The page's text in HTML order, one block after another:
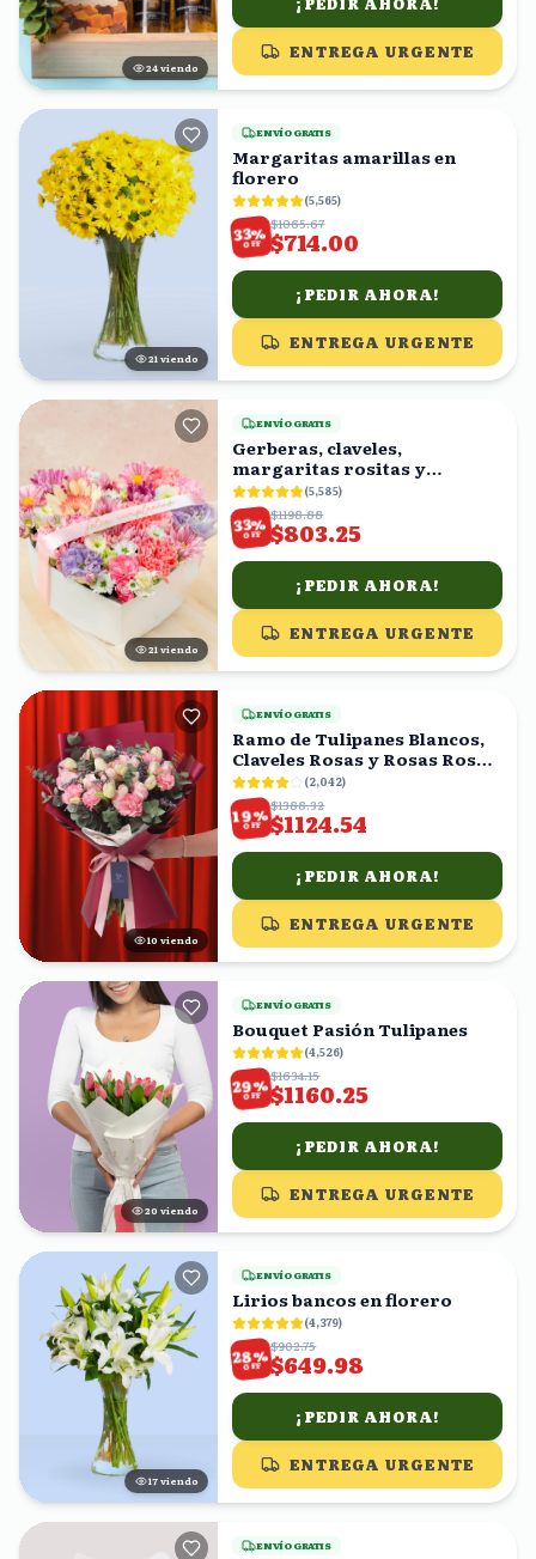
23 viendo
ENTREGA URGENTE
21 viendo
ENVÍO GRATIS
Margaritas amarillas en
florero
(5,565)
33%
OFF
$1065.67
$714.00
¡PEDIR AHORA!
ENTREGA URGENTE
20 viendo
ENVÍO GRATIS
Gerberas, claveles,
margaritas rositas y
margaritas blancas en caja
forma corazón
(5,585)
33%
OFF
$1198.88
$803.25
¡PEDIR AHORA!
ENTREGA URGENTE
11 viendo
ENVÍO GRATIS
Ramo de Tulipanes Blancos,
Claveles Rosas y Rosas Rosas
con Eucalipto
(2,042)
19%
OFF
$1388.32
$1124.54
¡PEDIR AHORA!
ENTREGA URGENTE
21 viendo
ENVÍO GRATIS
Bouquet Pasión Tulipanes
(4,526)
29%
OFF
$1634.15
$1160.25
¡PEDIR AHORA!
ENTREGA URGENTE
17 viendo
ENVÍO GRATIS
Lirios bancos en florero
(4,379)
28%
OFF
$902.75
$649.98
¡PEDIR AHORA!
ENTREGA URGENTE
ENVÍO GRATIS